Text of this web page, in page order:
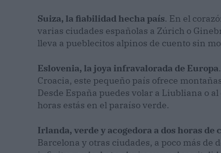
Suiza, la fiabilidad hecha país. En el
varias ciudades españolas a Zúrich o
lleva a pueblecitos alpinos de cuento sin
Eslovenia, la joya infravalorada de Europa
Croacia, este pequeño país ofrece
Desde España puedes volar a Liubliana o
horas estás en el paraíso verde.
Irlanda, verde y acogedora a dos horas de
Barcelona y otras ciudades, a poco más de